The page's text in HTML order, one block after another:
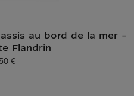
assis au bord de la mer -
Flandrin
€